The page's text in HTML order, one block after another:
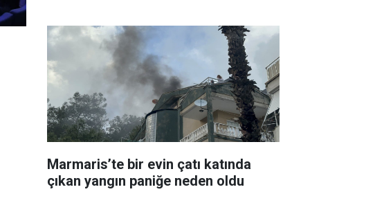
Marmaris’te bir evin çatı katında
çıkan yangın paniğe neden oldu